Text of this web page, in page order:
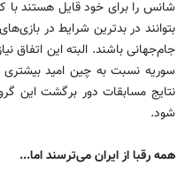
بتوانند در بدترین شرایط در
جام‌جهانی باشند. البته این اتفاق
سوریه نسبت به چین امید
نتایج مسابقات دور برگشت این
شود.
همه رقبا از ایران می‌ترسند اما...